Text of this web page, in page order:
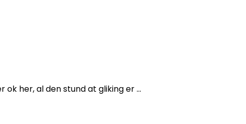
her, al den stund at gliking er …